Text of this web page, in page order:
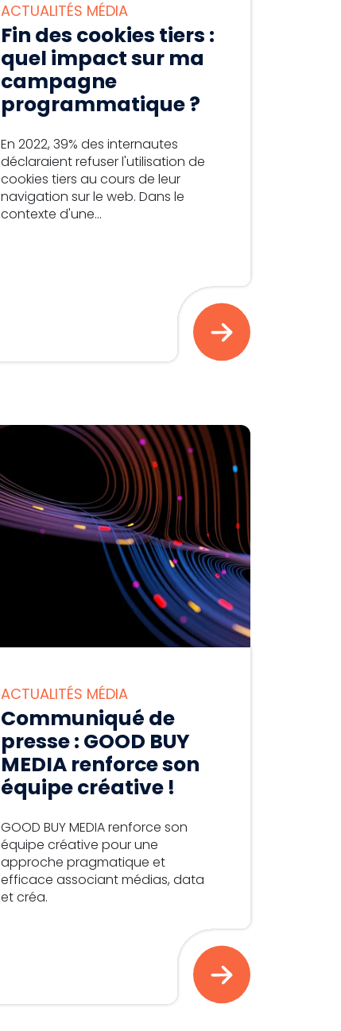
ACTUALITÉS MÉDIA
Fin des cookies tiers :
quel impact sur ma
campagne
programmatique ?
En 2022, 39% des internautes
déclaraient refuser l'utilisation de
cookies tiers au cours de leur
navigation sur le web. Dans le
contexte d'une...
ACTUALITÉS MÉDIA
Communiqué de
presse : GOOD BUY
MEDIA renforce son
équipe créative !
GOOD BUY MEDIA renforce son
équipe créative pour une
approche pragmatique et
efficace associant médias, data
et créa.